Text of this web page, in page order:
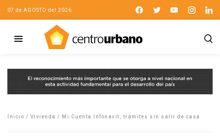
07 de AGOSTO del 2026
Inicio / Vivienda / Mi Cuenta Infonavit, trámites sin salir de casa